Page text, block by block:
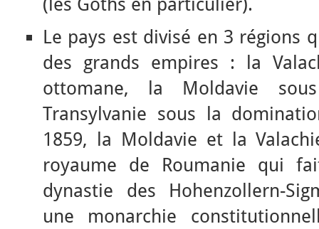
Le pays est divisé en 3 régions
des grands empires : la
ottomane, la Moldavie
Transylvanie sous la
1859, la Moldavie et la
royaume de Roumanie qui
dynastie des Hohenzollern-
une monarchie